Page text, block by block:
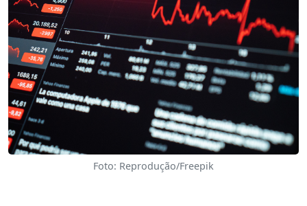
Foto: Reprodução/Freepik